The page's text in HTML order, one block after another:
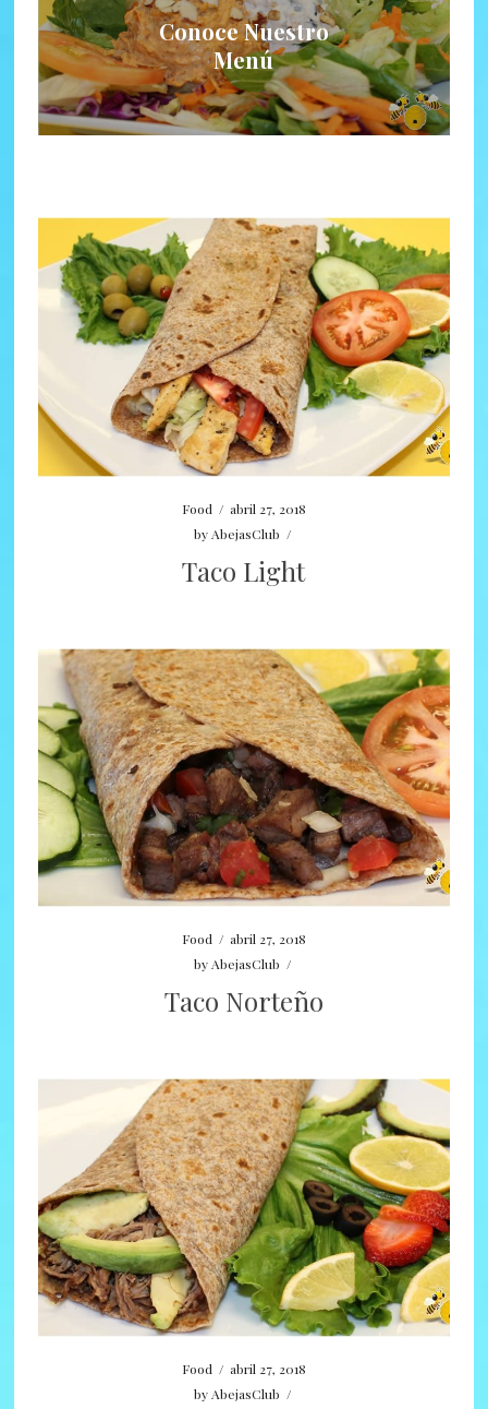
Conoce Nuestro
Menú
Food / abril 27, 2018
by AbejasClub /
Taco Light
Food / abril 27, 2018
by AbejasClub /
Taco Norteño
Food / abril 27, 2018
by AbejasClub /